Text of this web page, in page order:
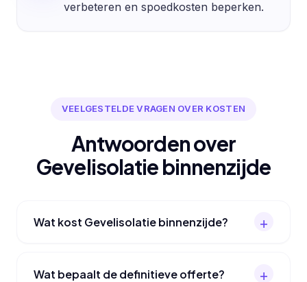
verbeteren en spoedkosten beperken.
VEELGESTELDE VRAGEN OVER KOSTEN
Antwoorden over
Gevelisolatie binnenzijde
Wat kost Gevelisolatie binnenzijde?
Wat bepaalt de definitieve offerte?